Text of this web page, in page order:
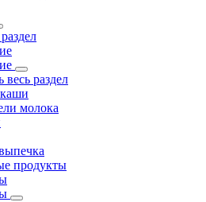
весь раздел
молока
продукты